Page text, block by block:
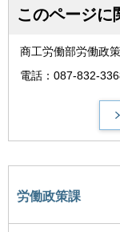
このページに
商工労働部労働政
電話：087-832-
労働政策課